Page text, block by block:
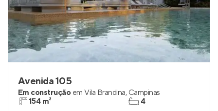
Avenida 105
Em construção em Vila Brandina, Campinas
154 m²
4